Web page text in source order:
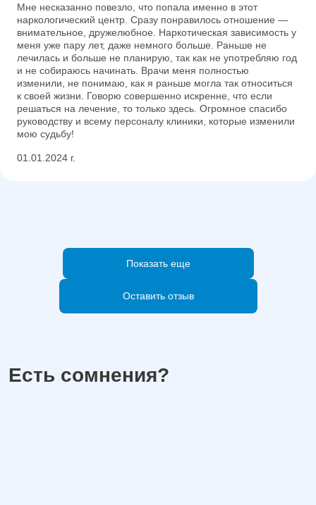
Мне несказанно повезло, что попала именно в этот
наркологический центр. Сразу понравилось отношение —
внимательное, дружелюбное. Наркотическая зависимость у
меня уже пару лет, даже немного больше. Раньше не
лечилась и больше не планирую, так как не употребляю год
и не собираюсь начинать. Врачи меня полностью
изменили, не понимаю, как я раньше могла так относиться
к своей жизни. Говорю совершенно искренне, что если
решаться на лечение, то только здесь. Огромное спасибо
руководству и всему персоналу клиники, которые изменили
мою судьбу!
01.01.2024 г.
Показать еще
Оставить отзыв
Есть сомнения?